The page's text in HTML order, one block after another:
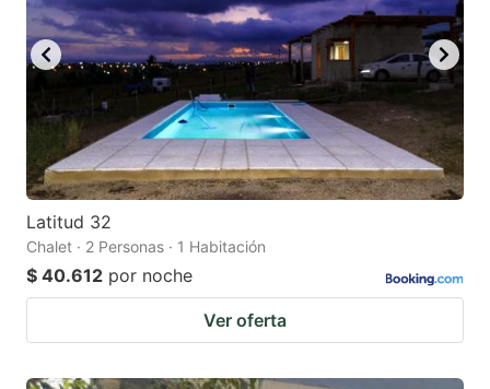
Latitud 32
Chalet · 2 Personas · 1 Habitación
$ 40.612 por noche
Ver oferta